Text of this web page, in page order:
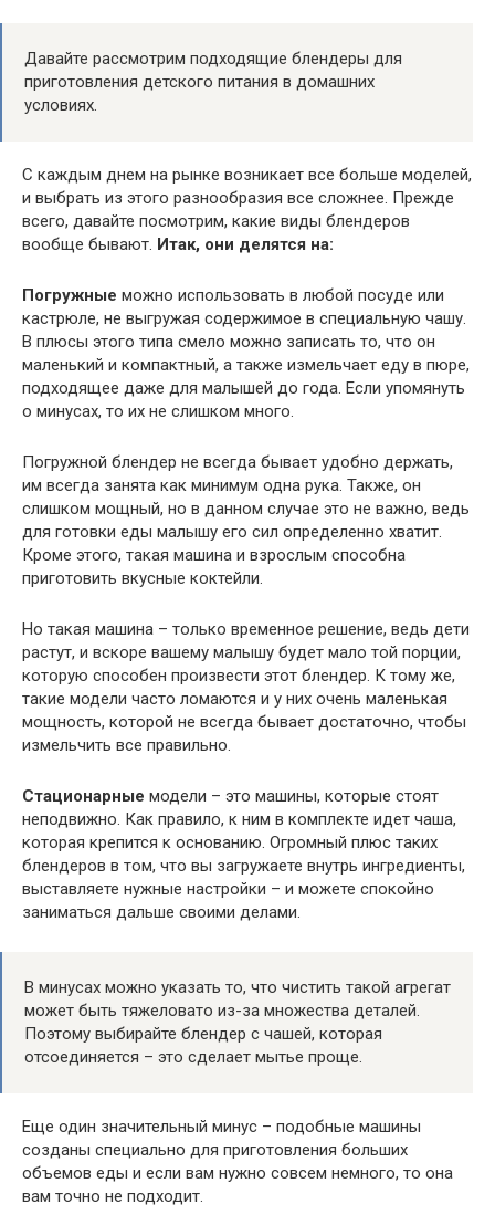
Давайте рассмотрим подходящие блендеры для
приготовления детского питания в домашних
условиях.
С каждым днем на рынке возникает все больше моделей,
и выбрать из этого разнообразия все сложнее. Прежде
всего, давайте посмотрим, какие виды блендеров
вообще бывают. Итак, они делятся на:
Погружные можно использовать в любой посуде или
кастрюле, не выгружая содержимое в специальную чашу.
В плюсы этого типа смело можно записать то, что он
маленький и компактный, а также измельчает еду в пюре,
подходящее даже для малышей до года. Если упомянуть
о минусах, то их не слишком много.
Погружной блендер не всегда бывает удобно держать,
им всегда занята как минимум одна рука. Также, он
слишком мощный, но в данном случае это не важно, ведь
для готовки еды малышу его сил определенно хватит.
Кроме этого, такая машина и взрослым способна
приготовить вкусные коктейли.
Но такая машина – только временное решение, ведь дети
растут, и вскоре вашему малышу будет мало той порции,
которую способен произвести этот блендер. К тому же,
такие модели часто ломаются и у них очень маленькая
мощность, которой не всегда бывает достаточно, чтобы
измельчить все правильно.
Стационарные модели – это машины, которые стоят
неподвижно. Как правило, к ним в комплекте идет чаша,
которая крепится к основанию. Огромный плюс таких
блендеров в том, что вы загружаете внутрь ингредиенты,
выставляете нужные настройки – и можете спокойно
заниматься дальше своими делами.
В минусах можно указать то, что чистить такой агрегат
может быть тяжеловато из-за множества деталей.
Поэтому выбирайте блендер с чашей, которая
отсоединяется – это сделает мытье проще.
Еще один значительный минус – подобные машины
созданы специально для приготовления больших
объемов еды и если вам нужно совсем немного, то она
вам точно не подходит.